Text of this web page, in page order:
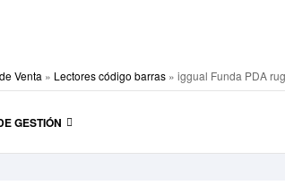
Venta » Lectores código barras » iggual Funda PDA
GESTIÓN